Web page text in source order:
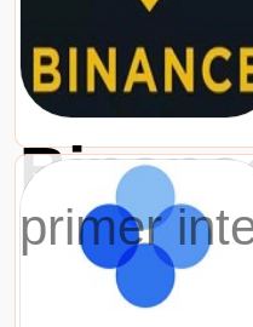
primer
URL：